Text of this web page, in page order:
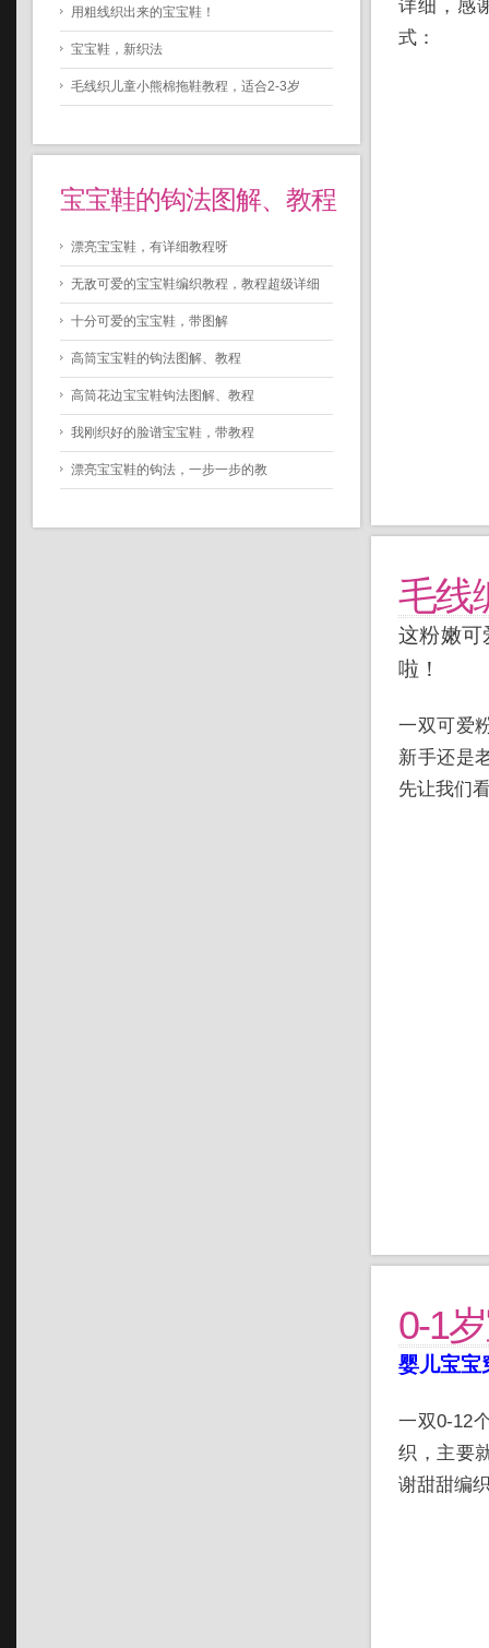
详细，感
式：
毛线
这粉嫩可
啦！
一双可爱
新手还是
先让我们
0-1
婴儿宝宝
一双0-12
织，主要
谢甜甜编
用粗线织出来的宝宝鞋！
宝宝鞋，新织法
毛线织儿童小熊棉拖鞋教程，适合2-3岁
宝宝鞋的钩法图解、教程
漂亮宝宝鞋，有详细教程呀
无敌可爱的宝宝鞋编织教程，教程超级详细
十分可爱的宝宝鞋，带图解
高筒宝宝鞋的钩法图解、教程
高筒花边宝宝鞋钩法图解、教程
我刚织好的脸谱宝宝鞋，带教程
漂亮宝宝鞋的钩法，一步一步的教